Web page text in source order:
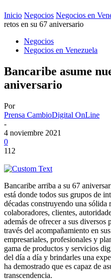
Inicio Negocios Negocios en
retos en su 67 aniversario
Negocios
Negocios en Venezuela
Bancaribe asume
aniversario
Por
Prensa CambioDigital OnLine
-
4 noviembre 2021
0
112
Bancaribe arriba a su 67
está donde todos sus grupos de
décadas construyendo una sólida
colaboradores, clientes,
además de ofrecer a sus diversos
través del acompañamiento en
empresariales, profesionales y
gama de productos y servicios
del día a día y brindarles una
ha demostrado que es capaz de
transcendencia.